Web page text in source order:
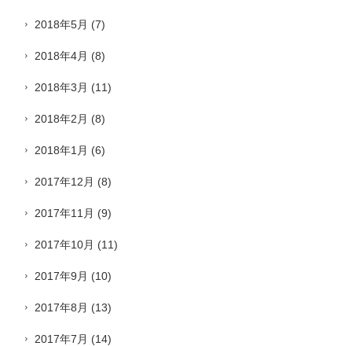
2018年5月 (7)
2018年4月 (8)
2018年3月 (11)
2018年2月 (8)
2018年1月 (6)
2017年12月 (8)
2017年11月 (9)
2017年10月 (11)
2017年9月 (10)
2017年8月 (13)
2017年7月 (14)